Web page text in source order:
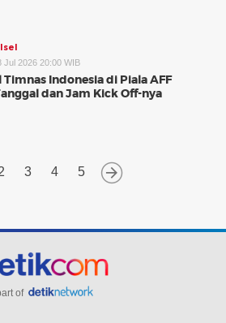
Jul 2026 20:00 WIB
Indonesia di Piala AFF
dan Jam Kick Off-nya
3 4 5
of